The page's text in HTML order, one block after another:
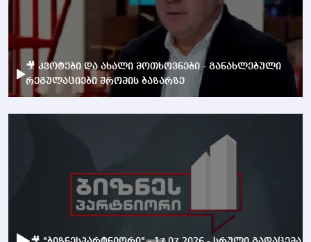
🎥 კვოტები და ახალი მოთხოვნები - განახლებული
რეგულაციები შრომის ბაზარზე